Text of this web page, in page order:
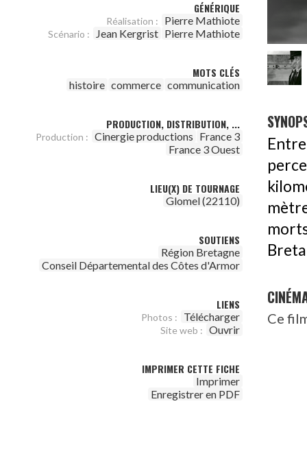
GÉNÉRIQUE
Réalisation : Pierre Mathiote
Scénario : Jean Kergrist Pierre Mathiote
MOTS CLÉS
histoire commerce communication
PRODUCTION, DISTRIBUTION, ...
Production : Cinergie productions France 3
France 3 Ouest
LIEU(X) DE TOURNAGE
Glomel (22110)
SOUTIENS
Région Bretagne
Conseil Départemental des Côtes d'Armor
LIENS
Photos : Télécharger
Site web : Ouvrir
IMPRIMER CETTE FICHE
Imprimer
Enregistrer en PDF
Ce